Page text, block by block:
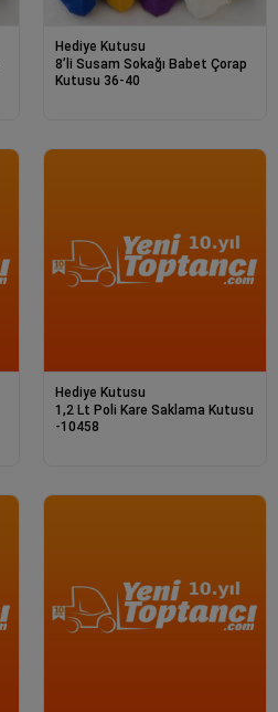
Hediye Kutusu
8’li Susam Sokağı Babet Çorap
Kutusu 36-40
Hediye Kutusu
1,2 Lt Poli Kare Saklama Kutusu
-10458